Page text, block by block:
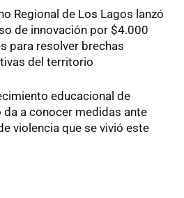
Regional de Los Lagos lanzó
de innovación por $4.000
para resolver brechas
del territorio
educacional de
da a conocer medidas ante
violencia que se vivió este